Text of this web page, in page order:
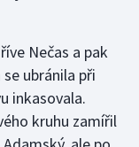
Nečas a pak
ubránila při
inkasovala.
kruhu zamířil